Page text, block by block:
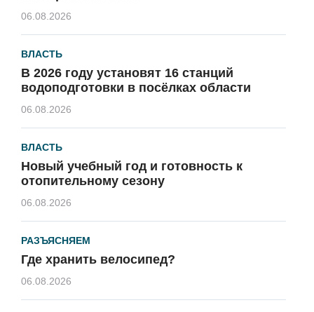
06.08.2026
ВЛАСТЬ
В 2026 году установят 16 станций
водоподготовки в посёлках области
06.08.2026
ВЛАСТЬ
Новый учебный год и готовность к
отопительному сезону
06.08.2026
РАЗЪЯСНЯЕМ
Где хранить велосипед?
06.08.2026